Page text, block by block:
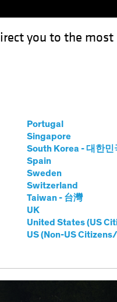
you to the most
Portugal
Singapore
South Korea - 대한민
Spain
Sweden
Switzerland
Taiwan - 台灣
UK
United States (US
US (Non-US